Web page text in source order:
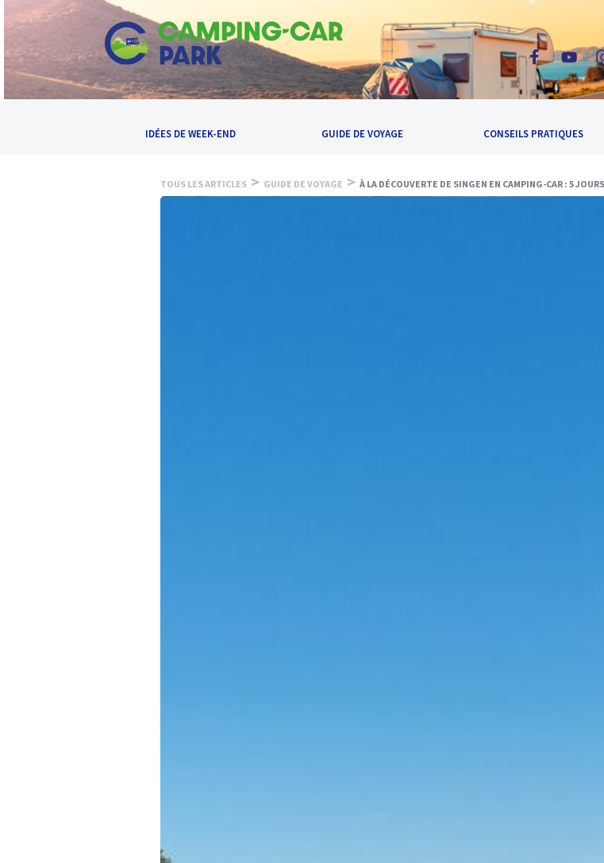
IDÉES DE WEEK-END GUIDE DE VOYAGE CONSEILS PRATIQUES
TOUS LES ARTICLES > GUIDE DE VOYAGE > À LA DÉCOUVERTE DE SINGEN EN CAMPING-CAR : 5